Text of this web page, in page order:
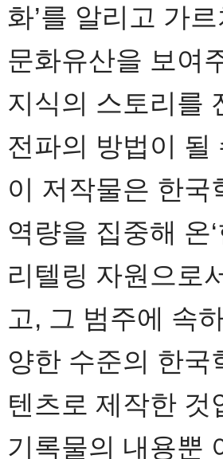
화’를 알리고 가
문화유산을 보여
지식의 스토리를
전파의 방법이 될
이 저작물은 한
역량을 집중해 온
리텔링 자원으로
고, 그 범주에 속
양한 수준의 한국
텐츠로 제작한 것
기록물의 내용뿐